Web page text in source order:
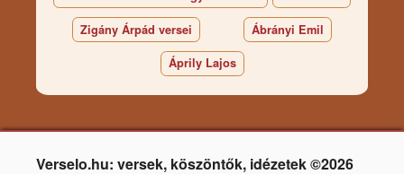
Zigány Árpád versei Ábrányi Emil
Áprily Lajos
Verselo.hu: versek, köszöntők, idézetek ©2026